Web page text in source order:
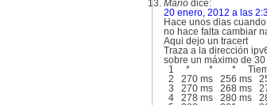
Mario dice:
20 enero, 2012 a las
Hace unos dias
no hace falta cambiar
Aqui dejo un tracert
Traza a la dirección
sobre un máximo de
1 * * * Tiempo de
2 270 ms 256 ms
3 270 ms 268 ms
4 278 ms 280 ms